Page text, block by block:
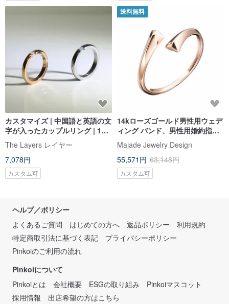
カスタマイズ | 中国語と英語の文
字が入ったカップルリング | 18K
ローズゴールドの滑らかなクリ
スタルジルコン石のカスタマイ
ズ
The Layers レイヤー
7,078円
カスタム可
送料無料
14kローズゴールド男性用ウェデ
ィング バンド、男性用婚約指
輪、彼用ローズゴールドリング
Majade Jewelry Design
55,571円 63,148円
カスタム可
ヘルプ／ポリシー
よくあるご質問
はじめての方へ 返品ポリシー
利用規約
特定商取引法に基づく表記
プライバシーポリシー
Pinkoiのご利用の流れ
Pinkoiについて
Pinkoiとは
会社概要 ESGの取り組み
Pinkoiマスコット
採用情報
出店希望の方はこちら